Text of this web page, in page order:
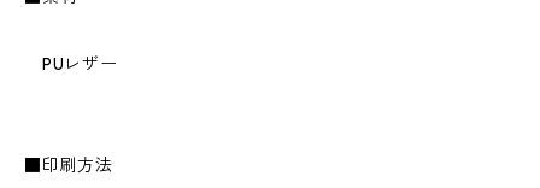
PUレザー
■印刷方法